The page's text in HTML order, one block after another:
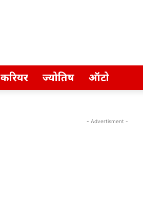
करियर ज्योतिष ऑटो
- Advertisment -